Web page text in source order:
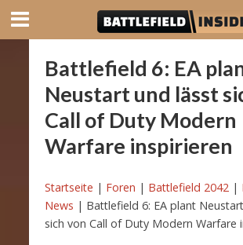
Battlefield 6: EA
Neustart und lässt
Call of Duty Modern
Warfare inspirieren
Startseite | Foren | Battlefield 2042 |
News | Battlefield 6: EA plant
sich von Call of Duty Modern Warfare